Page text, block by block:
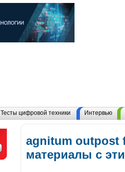
Тесты цифровой техники Интервью
agnitum outpost
материалы с